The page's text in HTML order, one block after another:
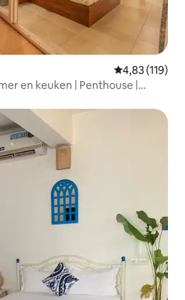
Gemiddelde
4,83 (119)
en keuken | Penthouse |